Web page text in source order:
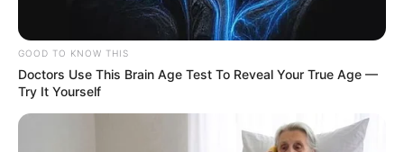
GOOD TO KNOW THIS
Doctors Use This Brain Age Test To Reveal Your True Age —
Try It Yourself